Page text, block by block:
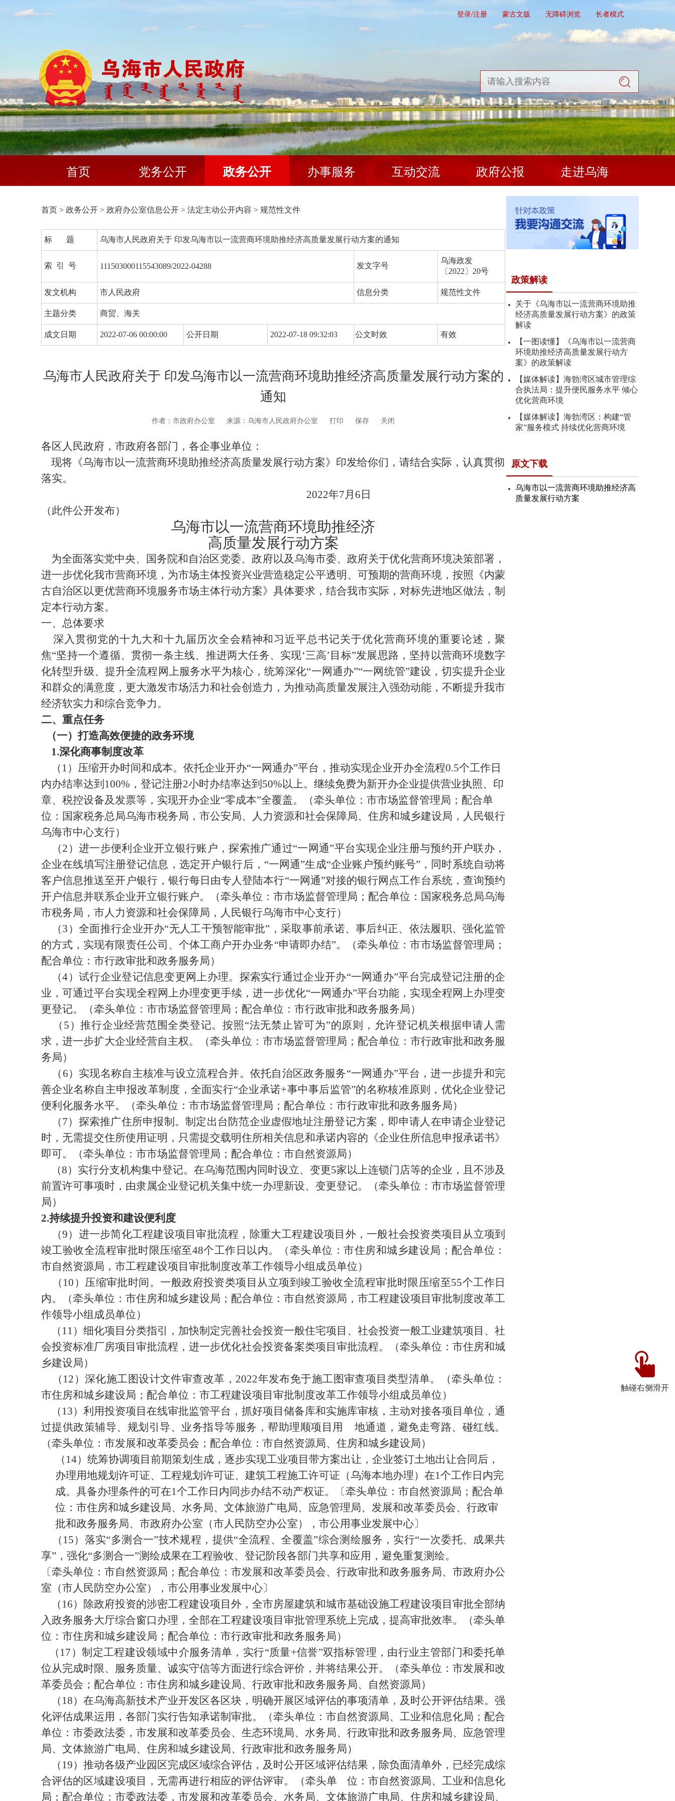
登录/注册 蒙古文版 无障碍浏览 长者模式
首页 党务公开 政务公开 办事服务 互动交流 政府公报 走进乌海
触碰右侧滑开
首页 > 政务公开 > 政府办公室信息公开 > 法定主动公开内容 > 规范性文件
标 题 乌海市人民政府关于 印发乌海市以一流营商环境助推经济高质量发展行动方案的通知
索 引 号 111503000115543089/2022-04288 发文字号
乌海政发
〔2022〕20号
发文机构 市人民政府 信息分类 规范性文件
主题分类 商贸、海关
成文日期 2022-07-06 00:00:00 公开日期 2022-07-18 09:32:03 公文时效 有效
乌海市人民政府关于 印发乌海市以一流营商环境助推经济高质量发展行动方案的
通知
作者：市政府办公室 来源：乌海市人民政府办公室 打印 保存 关闭
各区人民政府，市政府各部门，各企事业单位：
现将《乌海市以一流营商环境助推经济高质量发展行动方案》印发给你们，请结合实际，认真贯彻
落实。
2022年7月 6 日
（此件公开发布）
乌海市以一流营商环境助推经济
高质量发展行动方案
为全面落实党中央、国务院和自治区党委、政府以及乌海市委、政府关于优化营商环境决策部署，
进一步优化我市营商环境，为市场主体投资兴业营造稳定公平透明、可预期的营商环境， 按照 《内蒙
古自治区以更优营商环境服务市场主体行动方案》具体要求 ，结合我市实际，对标先进地区做法，制
定本行动方案。
一、总体要求
深入贯彻党的十九大和十九届历次全会精神和习近平总书记关于优化营商环境的重要论述，聚
焦“坚持一个遵循、贯彻一条主线、推进两大任务、实现‘三高’ 目标”发展思路，坚持以营商环境数字
化转型升级、提升全流程网上服务水平为核心，统筹深化“一网通办”“一网统管”建设，切实提升企业
和群众的满意度，更大激发市场活力和社会创造力，为推动高质量发展注入强劲动能，不断提升我市
经济软实力和综合竞争力。
二、 重点任务
（一）打造高效便捷的政务环境
1.深化商事制度改革
（ 1）压缩开办时间和成本。 依托企业开办“一网通 办”平台，推动实现企业开办全流程0.5个工作日
内办结率达到 100% ，登记注册2小时办结率达到 50%以上。继续免费为新开办企业提供营业执照、印
章、税控设备及发票等，实现开办企业“零成本”全覆盖。 （牵头单位：市市场监督管理局； 配合单
位：国家税务总局乌海市税务局 ， 市公安局、人力资源和社会保障局、住房和城乡建设局，人民银行
乌海市中心支行）
（2）进一步便利企业开立银行账户，探索推广通过“一网通”平台实现企业注册与预约开户联办，
企业在线填写注册登记信息，选定开户银行后， “一网通”生成“企业账户预约账号”，同时系统自动将
客户信息推送至开户银行，银行每日由专人登陆本行“一网通”对接的银行网点工作台系统，查询预约
开户信息并联系企业开立银行账户。（牵头单位：市市场监督管理局；配合单位：国家税务总局乌海
市税务局 ， 市人力资源和社会保障局，人民银行乌海市中心支行）
（3）全面推行企业开办“无人工干预智能审批” ，采取事前承诺、事后纠正、依法履职、强化监管
的方式，实现有限责任公司、个体工商户开办业务“申请即办结”。（牵头单位：市市场监督管理局；
配合单位：市行政审批和政务服务局）
（4）试行企业登记信息变更网上办理。 探索实行通过企业开办“一网通办”平台完成登记注册的企
业，可通过平台实现全程网上办理变更手续，进一步优化“一网通办”平台功能，实现全程网上办理变
更登记。（牵头单位：市市场监督管理局；配合单位：市行政审批和政务服务局）
（ 5 ）推行企业经营范围全类登记。按照“法无禁止皆可为”的原则，允许登记机关根据申请人需
求，进一步扩大企业经营自主权。（牵头单位：市市场监督管理局；配合单位：市行政审批和政务服
务局）
（ 6）实现名称自主核准与设立流程合并。依托自治区政务服务“一网通办”平台，进一步提升和完
善企业名称自主申报改革制度，全面实行“企业承诺+事中事后监管”的名称核准原则，优化企业登记
便利化服务水平。（牵头单位：市市场监督管理局；配合单位：市行政审批和政务服务局）
（7）探索推广住所申报制。制定出台防范企业虚假地址注册登记方案，即申请人在申请企业登记
时，无需提交住所使用证明，只需提交载明住所相关信息和承诺内容的《企业住所信息申报承诺书》
即可。（牵头单位：市市场监督管理局；配合单位：市自然资源局）
（8）实行分支机构集中登记。在乌海范围内同时设立、变更5家以上连锁门店等的企业，且不涉及
前置许可事项时，由隶属企业登记机关集中统一办理新设、变更登记。（牵头单位：市市场监督管理
局）
2.持续提升投资和建设便利度
（9）进一步简化工程建设项目审批流程，除重大工程建设项目外，一般社会投资类项目从立项到
竣工验收全流程审批时限压缩至48个工作日以内。（牵头单位：市住房和城乡建设局；配合单位：
市自然资源局，市工程建设项目审批制度改革工作领导小组成员单位 ）
（ 10 ）压缩审批时间。 一般政府投资类项目从立项到竣工验收全流程审批时限压缩至55个工作日
内。（牵头单位：市住房和城乡建设局；配合单位：市自然资源局，市工程建设项目审批制度改革工
作领导小组成员单位 ）
（ 11）细化项目分类指引，加快制定完善社会投资一般住宅项目、社会投资一般工业建筑项目、社
会投资标准厂房项目审批流程，进一步优化社会投资备案类项目审批流程。（牵头单位：市住房和城
乡建设局）
（ 12 ）深化施工图设计文件审查改革， 2022年发布免于施工图审查项目类型清单。（牵头单位：
市住房和城乡建设局；配合单位：市工程建设项目审批制度改革工作领导小组成员单位 ）
（ 13）利用投资项目在线审批监管平台，抓好项目储备库和实施库审核，主动对接各项目单位，通
过提供政策辅导、规划引导、业务指导等服务，帮助理顺项目用 地通道，避免走弯路、碰红线。
（牵头单位：市发展和改革委员会；配合单位：市自然资源局、住房和城乡建设局）
（ 14）统筹协调项目前期策划生成，逐步实现工业项目带方案出让，企业签订土地出让合同后，
办理用地规划许可证、工程规划许可证、建筑工程施工许可证（乌海本地办理）在1个工作日内完
成。具备办理条件的可在1个工作日内同步办结不动产权证。 〔牵头单位：市自然资源局；配合单
位：市住房和城乡建设局、水务局、文体旅游广电局、应急管理局、发展和改革委员会、行政审
批和政务服务局、市政府办公室（市人民防空办公室），市公用事业发展中心〕
（ 15）落实“多测合一”技术规程，提供“全流程、全覆盖”综合测绘服务，实行“一次委托、成果共
享” ，强化“多测合一”测绘成果在工程验收、登记阶段各部门共享和应用，避免重复测绘。
〔牵头单位：市自然资源局；配合单位：市发展和改革委员会、行政审批和政务服务局、市政府办公
室（市人民防空办公室）
， 市公用事业发展中心〕
（ 16）除政府投资的涉密工程建设项目外，全市房屋建筑和城市基础设施工程建设项目审批全部纳
入政务服务大厅综合窗口办理，全部在工程建设项目审批管理系统上完成，提高审批效率。（牵头单
位：市住房和城乡建设局；配合单位：市行政审批和政务服务局）
（ 17 ）制定工程建设领域中介服务清单，实行“质量+信誉”双指标管理，由行业主管部门和委托单
位从完成时限、服务质量、诚实守信等方面进行综合评价，并将结果公开。（牵头单位：市发展和改
革委员会；配合单位：市住房和城乡建设局、行政审批和政务服务局、自然资源局）
（ 18）在乌海高新技术产业开发区各区块，明确开展区域评估的事项清单，及时公开评估结果。强
化评估成果运用，各部门实行告知承诺制审批。（牵头单位：市自然资源局、工业和信息化局；配合
单位：市委政法委，市发展和改革委员会、生态环境局、水务局、行政审批和政务服务局、应急管理
局、文体旅游广电局、住房和城乡建设局、行政审批和政务服务局）
（ 19）推动各级产业园区完成区域综合评估，及时公开区域评估结果，除负面清单外，已经完成综
合评估的区域建设项目，无需再进行相应的评估评审。（牵头单 位：市自然资源局、工业和信息化
局；配合单位： 市委政法委 ，市发展和改革委员会、水务局、文体旅游广电局、住房和城乡建设局、
政策解读
关于《乌海市以一流营商环境助推
经济高质量发展行动方案》的政策
解读
【一图读懂】《乌海市以一流营商
环境助推经济高质量发展行动方
案》的政策解读
【媒体解读】海勃湾区城市管理综
合执法局：提升便民服务水平 倾心
优化营商环境
【媒体解读】海勃湾区：构建“管
家”服务模式 持续优化营商环境
原文下载
乌海市以一流营商环境助推经济高
质量发展行动方案